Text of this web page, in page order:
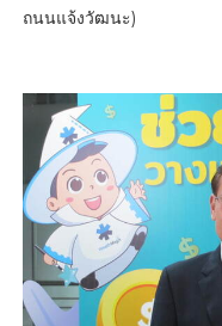
ถนนแจ้งวัฒนะ)